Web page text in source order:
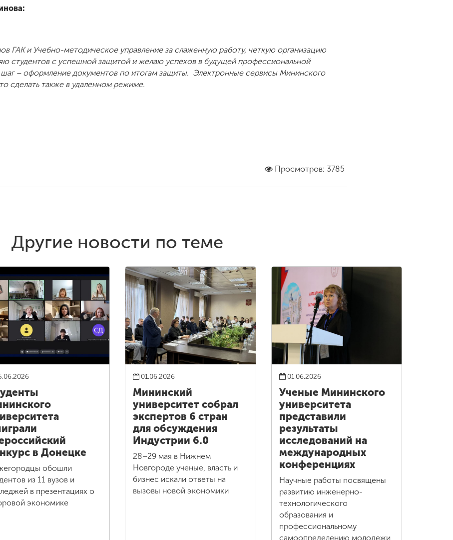
ГАК и Учебно-методическое управление за слаженную работу, четкую организацию
студентов с успешной защитой и желаю успехов в будущей профессиональной
– оформление документов по итогам защиты. Электронные сервисы Мининского
сделать также в удаленном режиме.
Просмотров: 3785
Другие новости по теме
в Донецке
обошли
из 11 вузов и
в презентациях о
экономике
01.06.2026
Мининский
университет собрал
экспертов 6 стран
для обсуждения
Индустрии 6.0
28–29 мая в Нижнем
Новгороде ученые, власть и
бизнес искали ответы на
вызовы новой экономики
01.06.2026
Ученые Мининского
университета
представили
результаты
исследований на
международных
конференциях
Научные работы посвящены
развитию инженерно-
технологического
образования и
профессиональному
самоопределению молодежи